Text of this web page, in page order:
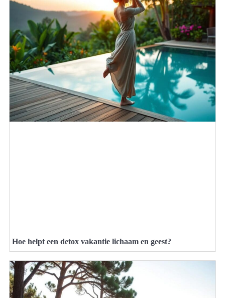
Hoe helpt een detox vakantie lichaam en geest?